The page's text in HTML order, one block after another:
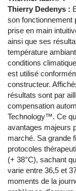
Thierry Dedenys :
son fonctionnement
prise en main
ainsi que ses
température
conditions
est utilisé
constructeur.
résultats sont par
compensation
Technology™. Ce
avantages majeurs
marché. Sa grande
protocoles
(+ 38°C), sachant
varie entre 36,5 et
moments de la